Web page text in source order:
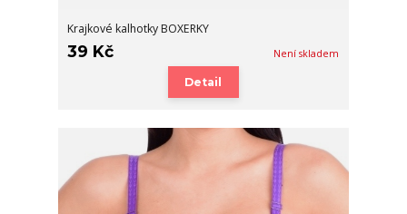
Krajkové kalhotky BOXERKY
39 Kč Není skladem
Detail